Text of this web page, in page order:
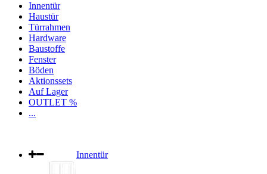
Innentür
Haustür
Türrahmen
Hardware
Baustoffe
Fenster
Böden
Aktionssets
Auf Lager
OUTLET %
...
Innentür